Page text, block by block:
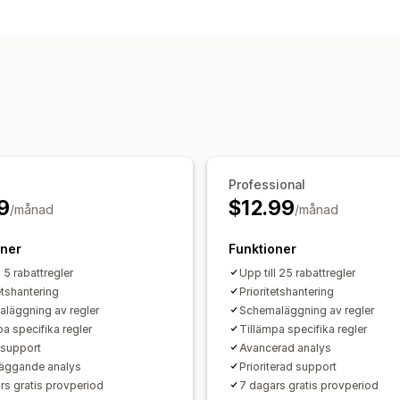
/månad
5 rabattregler
av regler
specifika regler
analys
gratis provperiod
Professional
$12.99/månad
Funktioner
Upp till 25 rabattregler
Prioritetshantering
Schemaläggning av regler
Tillämpa specifika regler
Avancerad analys
Prioriterad support
7 dagars gratis provperiod